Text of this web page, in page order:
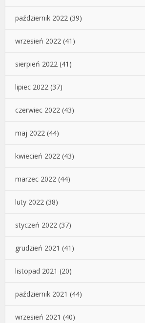
październik 2022 (39)
wrzesień 2022 (41)
sierpień 2022 (41)
lipiec 2022 (37)
czerwiec 2022 (43)
maj 2022 (44)
kwiecień 2022 (43)
marzec 2022 (44)
luty 2022 (38)
styczeń 2022 (37)
grudzień 2021 (41)
listopad 2021 (20)
październik 2021 (44)
wrzesień 2021 (40)